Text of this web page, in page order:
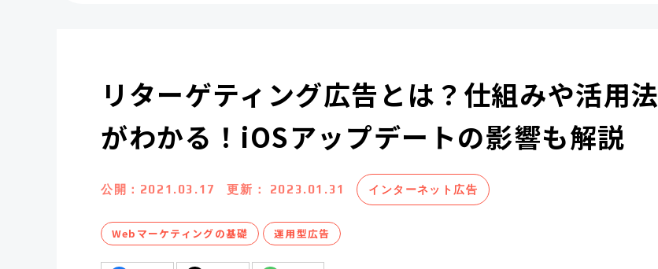
リターゲティング広告とは？仕組みや活用法
がわかる！iOSアップデートの影響も解説
公開： 2021.03.17 更新： 2023.01.31 インターネット広告
Webマーケティングの基礎 運用型広告